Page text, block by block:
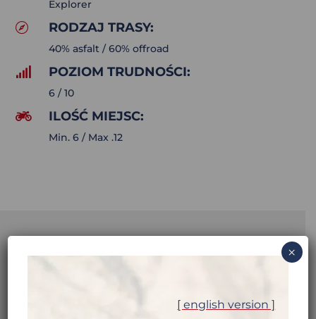
Explorer

RODZAJ TRASY:
40% asfalt / 60% offroad

POZIOM TRUDNOŚCI:
6 / 10

ILOŚĆ MIEJSC:
Min. 6 / Max .12
TANZANIA –[ english version ]
×